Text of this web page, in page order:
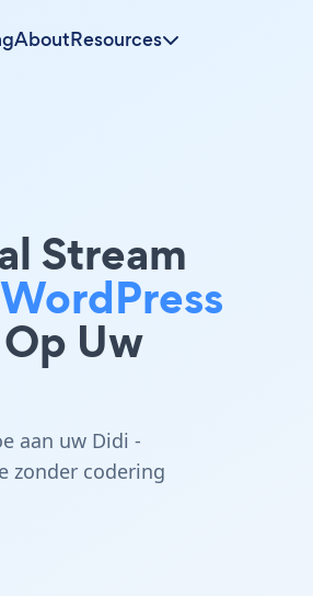
AboutResources
Stream
Uw
aan uw Didi -
zonder codering